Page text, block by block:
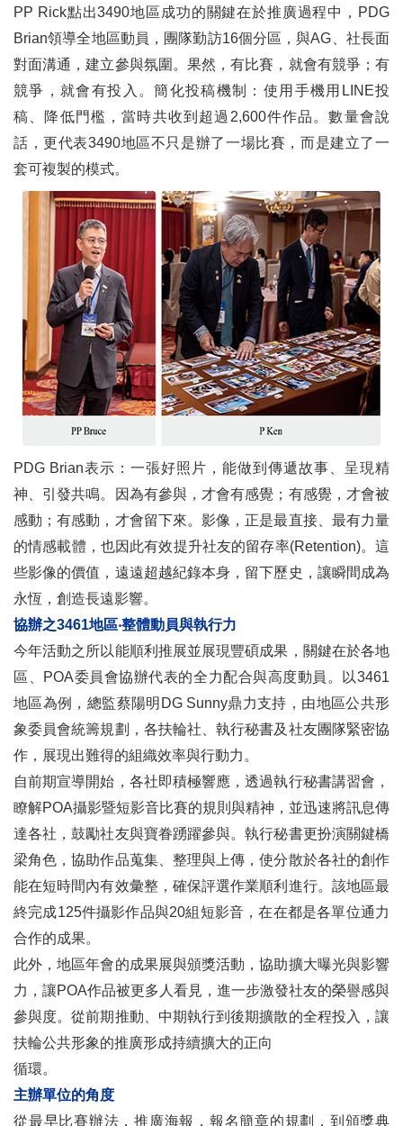
PP Rick點出3490地區成功的關鍵在於推廣過程中，PDG
Brian領導全地區動員，團隊勤訪16個分區，與AG、社長面
對面溝通，建立參與氛圍。果然，有比賽，就會有競爭；有
競爭，就會有投入。簡化投稿機制：使用手機用LINE投
稿、降低門檻，當時共收到超過2,600件作品。數量會說
話，更代表3490地區不只是辦了一場比賽，而是建立了一
套可複製的模式。
PDG Brian表示：一張好照片，能做到傳遞故事、呈現精
神、引發共鳴。因為有參與，才會有感覺；有感覺，才會被
感動；有感動，才會留下來。影像，正是最直接、最有力量
的情感載體，也因此有效提升社友的留存率(Retention)。這
些影像的價值，遠遠超越紀錄本身，留下歷史，讓瞬間成為
永恆，創造長遠影響。
協辦之3461地區‧整體動員與執行力
今年活動之所以能順利推展並展現豐碩成果，關鍵在於各地
區、POA委員會協辦代表的全力配合與高度動員。以3461
地區為例，總監蔡陽明DG Sunny鼎力支持，由地區公共形
象委員會統籌規劃，各扶輪社、執行秘書及社友團隊緊密協
作，展現出難得的組織效率與行動力。
自前期宣導開始，各社即積極響應，透過執行秘書講習會，
瞭解POA攝影暨短影音比賽的規則與精神，並迅速將訊息傳
達各社，鼓勵社友與寶眷踴躍參與。執行秘書更扮演關鍵橋
梁角色，協助作品蒐集、整理與上傳，使分散於各社的創作
能在短時間內有效彙整，確保評選作業順利進行。該地區最
終完成125件攝影作品與20組短影音，在在都是各單位通力
合作的成果。
此外，地區年會的成果展與頒獎活動，協助擴大曝光與影響
力，讓POA作品被更多人看見，進一步激發社友的榮譽感與
參與度。從前期推動、中期執行到後期擴散的全程投入，讓
扶輪公共形象的推廣形成持續擴大的正向
循環。
主辦單位的角度
從最早比賽辦法，推廣海報，報名簡章的規劃，到頒獎典